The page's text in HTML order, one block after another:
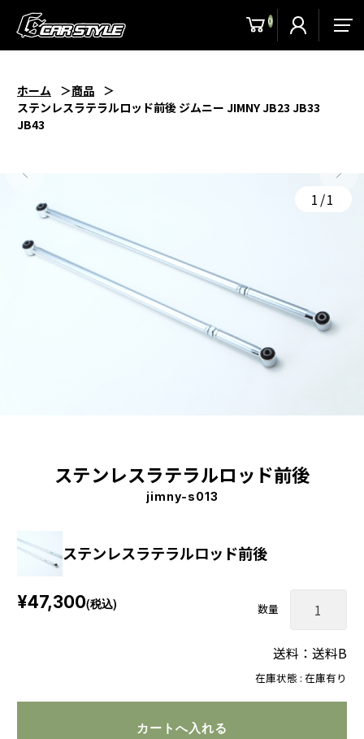
0
ホーム
商品
ステンレスラテラルロッド前後 ジムニー JIMNY JB23 JB33
JB43
1/1
ステンレスラテラルロッド前後
jimny-s013
ステンレスラテラルロッド前後
在庫状態 : 在庫有り
¥47,300(税込) 数量
送料：送料B